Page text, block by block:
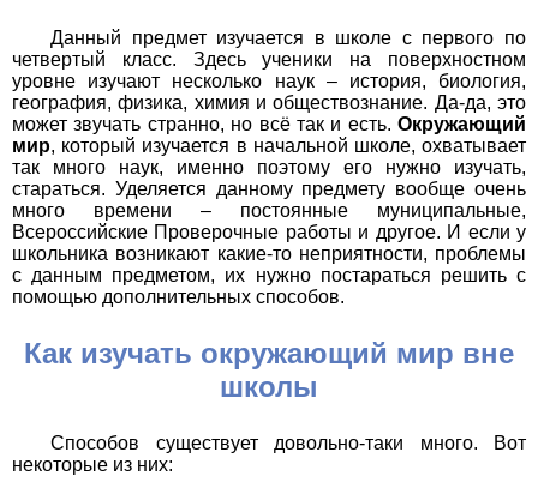
Данный предмет изучается в школе с первого по
четвертый класс. Здесь ученики на поверхностном
уровне изучают несколько наук – история, биология,
география, физика, химия и обществознание. Да-да, это
может звучать странно, но всё так и есть. Окружающий
мир, который изучается в начальной школе, охватывает
так много наук, именно поэтому его нужно изучать,
стараться. Уделяется данному предмету вообще очень
много времени – постоянные муниципальные,
Всероссийские Проверочные работы и другое. И если у
школьника возникают какие-то неприятности, проблемы
с данным предметом, их нужно постараться решить с
помощью дополнительных способов.
Как изучать окружающий мир вне
школы
Способов существует довольно-таки много. Вот
некоторые из них: